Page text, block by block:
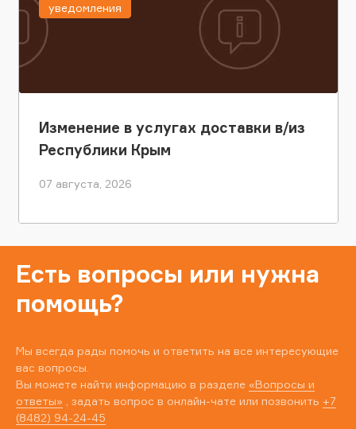
Изменение в услугах доставки в/из
Республики Крым
07 августа, 2026
уведомления
Есть вопросы или нужна
помощь?
Мы всегда рады помочь и ответить на все интересующие
вас вопросы.
Вы можете найти информацию в разделе «Вопросы и
ответы» , задать вопрос в онлайн-чате или позвонить +7
(8482) 94-24-45